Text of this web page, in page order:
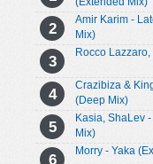
Amir Karim -
Mix)
Rocco
Crazibiza &
(Deep Mix)
Kasia, ShaLev
Mix)
Morry - Yaka